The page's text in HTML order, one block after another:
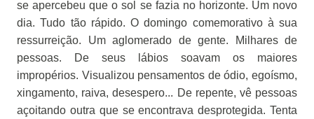
se apercebeu que o sol se fazia no horizonte. Um novo
dia. Tudo tão rápido. O domingo comemorativo à sua
ressurreição. Um aglomerado de gente. Milhares de
pessoas. De seus lábios soavam os maiores
impropérios. Visualizou pensamentos de ódio, egoísmo,
xingamento, raiva, desespero... De repente, vê pessoas
açoitando outra que se encontrava desprotegida. Tenta